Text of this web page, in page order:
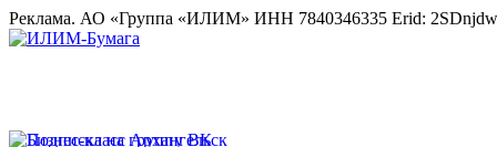
Реклама. АО «Группа «ИЛИМ» ИНН 7840346335 Erid: